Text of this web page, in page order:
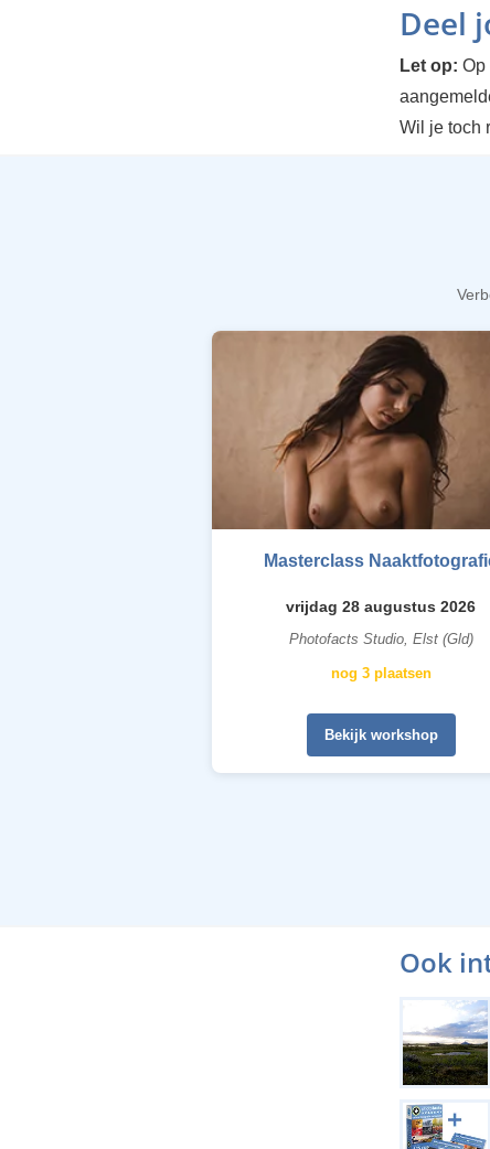
Deel
Let op: Op
Wil je toch
Masterclass
vrijdag 28 augustus 2026
Photofacts Studio, Elst (Gld)
nog 3 plaatsen
Bekijk workshop
Ook